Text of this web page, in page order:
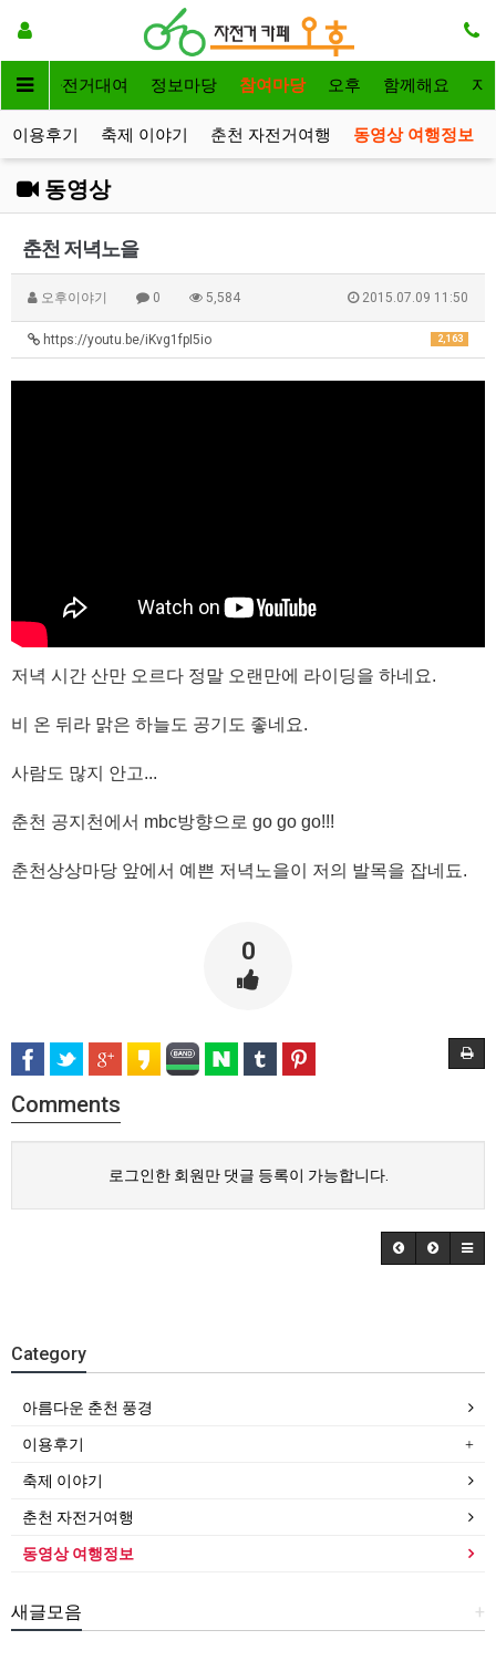
인 자전거대여 정보마당 참여마당 오후 함께해요 자
이용후기 축제 이야기 춘천 자전거여행 동영상 여행정보
동영상
춘천 저녁노을
오후이야기 0 5,584 2015.07.09 11:50
2,163
https://youtu.be/iKvg1fpI5io
저녁 시간 산만 오르다 정말 오랜만에 라이딩을 하네요.
비 온 뒤라 맑은 하늘도 공기도 좋네요.
사람도 많지 안고...
춘천 공지천에서 mbc방향으로 go go go!!!
춘천상상마당 앞에서 예쁜 저녁노을이 저의 발목을 잡네됴.
0
Comments
로그인한 회원만 댓글 등록이 가능합니다.
Category
아름다운 춘천 풍경
이용후기
축제 이야기
춘천 자전거여행
동영상 여행정보
+
새글모음